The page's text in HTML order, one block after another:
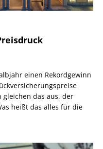
einen Rekordgewinn
gleichen das aus, der
heißt das alles für die